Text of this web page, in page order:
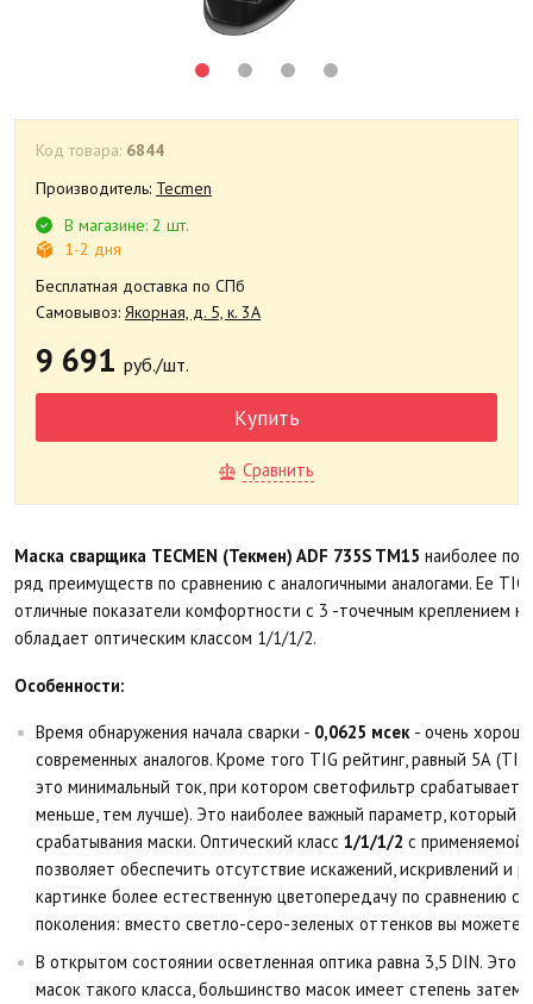
Код товара: 6844
Производитель: Tecmen
В магазине: 2 шт.
1-2 дня
Бесплатная доставка по СПб
Самовывоз: Якорная, д. 5, к. 3А
9 691 руб./шт.
Купить
Сравнить
Маска сварщика TECMEN (Текмен) ADF 735S TM15 наиболее
ряд преимуществ по сравнению с аналогичными аналогами. Ее
отличные показатели комфортности с 3 -точечным креплением
обладает оптическим классом 1/1/1/2.
Особенности:
Время обнаружения начала сварки - 0,0625 мсек - очень
современных аналогов. Кроме того TIG рейтинг, равный 5А
это минимальный ток, при котором светофильтр срабатывает
меньше, тем лучше). Это наиболее важный параметр, который
срабатывания маски. Оптический класс 1/1/1/2 с применяемой
позволяет обеспечить отсутствие искажений, искривлений и
картинке более естественную цветопередачу по сравнению
поколения: вместо светло-серо-зеленых оттенков вы можете
В открытом состоянии осветленная оптика равна 3,5 DIN. Это
масок такого класса, большинство масок имеет степень